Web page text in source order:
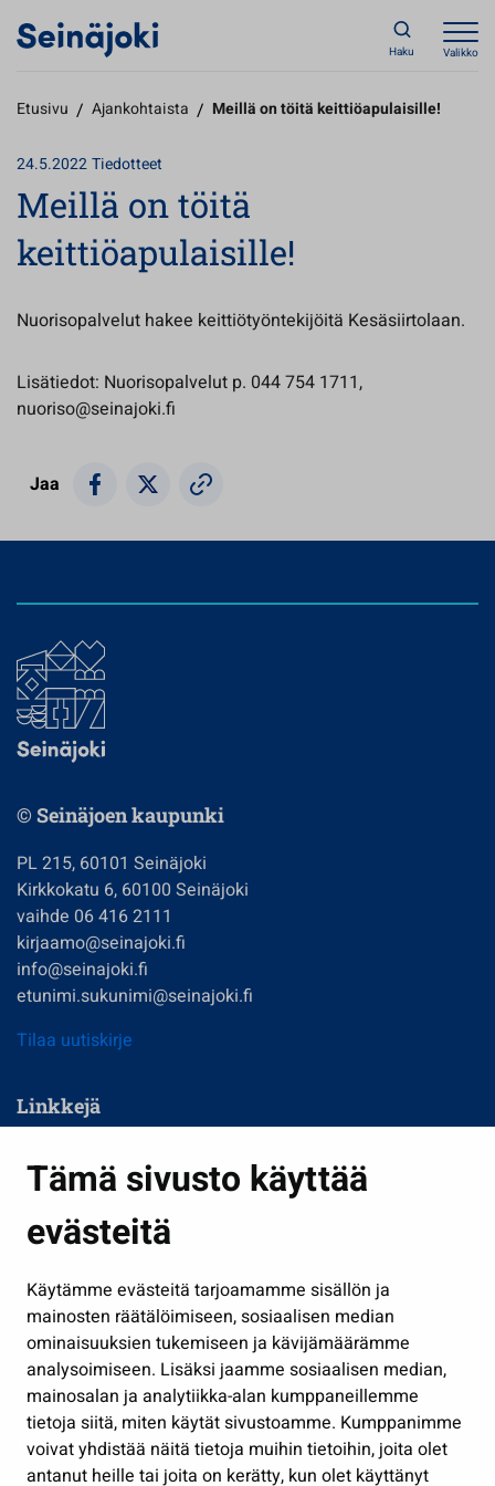
Tämä sivusto käyttää
evästeitä
Käytämme evästeitä tarjoamamme sisällön ja
mainosten räätälöimiseen, sosiaalisen median
ominaisuuksien tukemiseen ja kävijämäärämme
analysoimiseen. Lisäksi jaamme sosiaalisen median,
mainosalan ja analytiikka-alan kumppaneillemme
tietoja siitä, miten käytät sivustoamme. Kumppanimme
voivat yhdistää näitä tietoja muihin tietoihin, joita olet
antanut heille tai joita on kerätty, kun olet käyttänyt
Haku Valikko
Etusivu / Ajankohtaista / Meillä on töitä keittiöapulaisille!
24.5.2022Tiedotteet
Meillä on töitä
keittiöapulaisille!
Nuorisopalvelut hakee keittiötyöntekijöitä Kesäsiirtolaan.
Lisätiedot: Nuorisopalvelut p. 044 754 1711,
nuoriso@seinajoki.fi
Jaa
© Seinäjoen kaupunki
PL 215, 60101 Seinäjoki
Kirkkokatu 6, 60100 Seinäjoki
vaihde 06 416 2111
kirjaamo@seinajoki.fi
info@seinajoki.fi
etunimi.sukunimi@seinajoki.fi
Tilaa uutiskirje
Linkkejä
Kasvatus ja opetus
Kulttuuri ja liikunta
Työ ja yrittäminen
Osallistu ja asioi
Näytä omat evästeasetukseni
Seuraa meitä